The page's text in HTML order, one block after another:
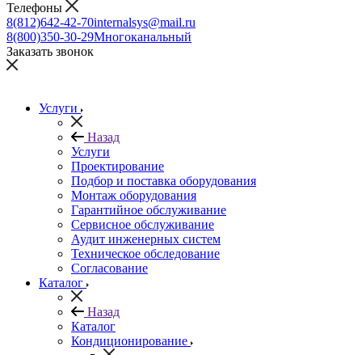
Телефоны
8(812)642-42-70internalsys@mail.ru
8(800)350-30-29Многоканальный
Заказать звонок
Услуги
Назад
Услуги
Проектирование
Подбор и поставка оборудования
Монтаж оборудования
Гарантийное обслуживание
Сервисное обслуживание
Аудит инженерных систем
Техническое обследование
Согласование
Каталог
Назад
Каталог
Кондиционирование